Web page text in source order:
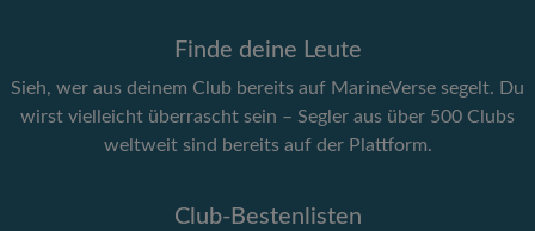
Finde deine Leute
Sieh, wer aus deinem Club bereits auf MarineVerse segelt. Du
wirst vielleicht überrascht sein – Segler aus über 500 Clubs
weltweit sind bereits auf der Plattform.
Club-Bestenlisten